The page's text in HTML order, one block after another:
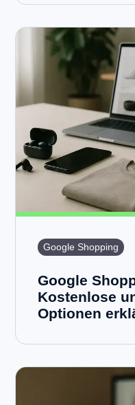
Google Shopping
Google
Kostenlose
Optionen